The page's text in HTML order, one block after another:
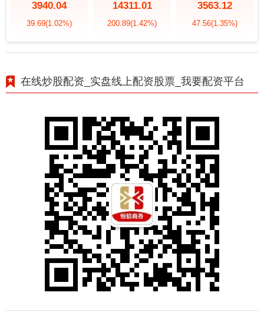
3940.04
39.69(1.02%)
14311.01
200.89(1.42%)
3563.12
47.56(1.35%)
在线炒股配资_实盘线上配资股票_我要配资平台